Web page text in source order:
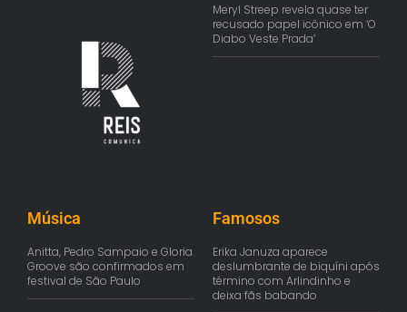
Meryl Streep revela quase ter
recusado papel icônico em ‘O
Diabo Veste Prada’
Música
Anitta, Pedro Sampaio e Gloria
Groove são confirmados em
festival de São Paulo
Famosos
Erika Januza aparece
deslumbrante de biquíni após
término com Arlindinho e
deixa fãs babando